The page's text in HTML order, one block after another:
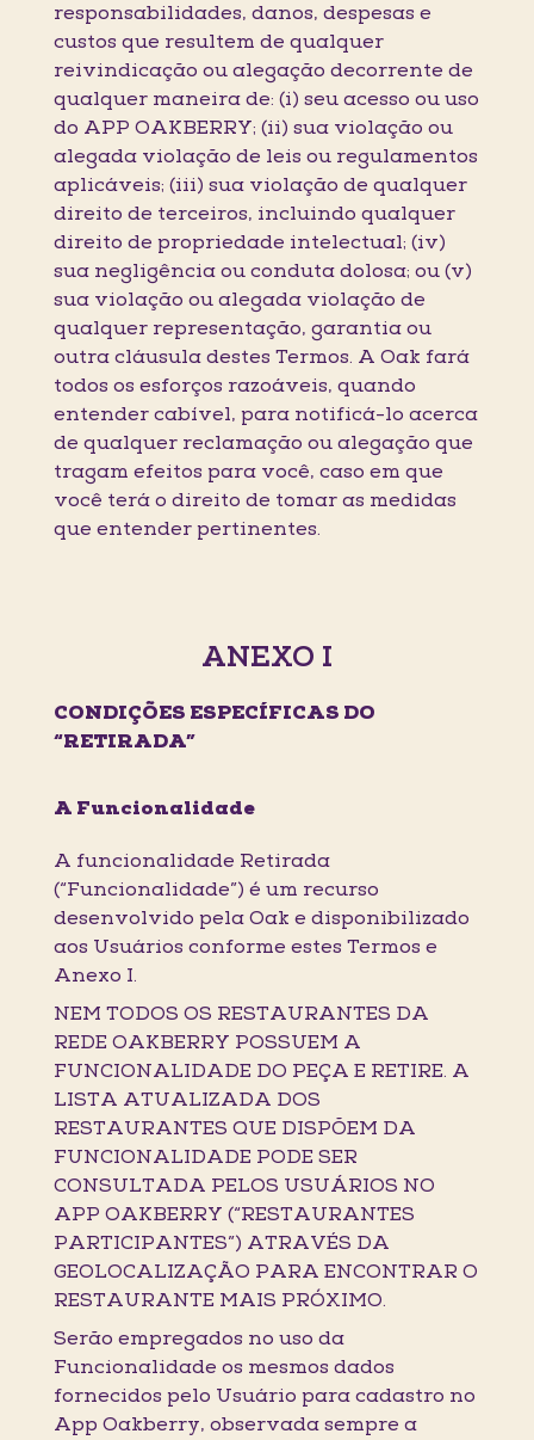
responsabilidades, danos, despesas e
custos que resultem de qualquer
reivindicação ou alegação decorrente de
qualquer maneira de: (i) seu acesso ou uso
do APP OAKBERRY; (ii) sua violação ou
alegada violação de leis ou regulamentos
aplicáveis; (iii) sua violação de qualquer
direito de terceiros, incluindo qualquer
direito de propriedade intelectual; (iv)
sua negligência ou conduta dolosa; ou (v)
sua violação ou alegada violação de
qualquer representação, garantia ou
outra cláusula destes Termos. A Oak fará
todos os esforços razoáveis, quando
entender cabível, para notificá-lo acerca
de qualquer reclamação ou alegação que
tragam efeitos para você, caso em que
você terá o direito de tomar as medidas
que entender pertinentes.
ANEXO I
CONDIÇÕES ESPECÍFICAS DO
“RETIRADA”
A Funcionalidade
A funcionalidade Retirada
(“Funcionalidade”) é um recurso
desenvolvido pela Oak e disponibilizado
aos Usuários conforme estes Termos e
Anexo I.
NEM TODOS OS RESTAURANTES DA
REDE OAKBERRY POSSUEM A
FUNCIONALIDADE DO PEÇA E RETIRE. A
LISTA ATUALIZADA DOS
RESTAURANTES QUE DISPÕEM DA
FUNCIONALIDADE PODE SER
CONSULTADA PELOS USUÁRIOS NO
APP OAKBERRY (“RESTAURANTES
PARTICIPANTES”) ATRAVÉS DA
GEOLOCALIZAÇÃO PARA ENCONTRAR O
RESTAURANTE MAIS PRÓXIMO.
Serão empregados no uso da
Funcionalidade os mesmos dados
fornecidos pelo Usuário para cadastro no
App Oakberry, observada sempre a